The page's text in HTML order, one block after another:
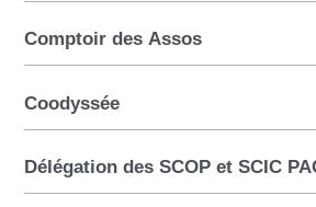
Comptoir des Assos
Coodyssée
Délégation des SCOP et SCIC